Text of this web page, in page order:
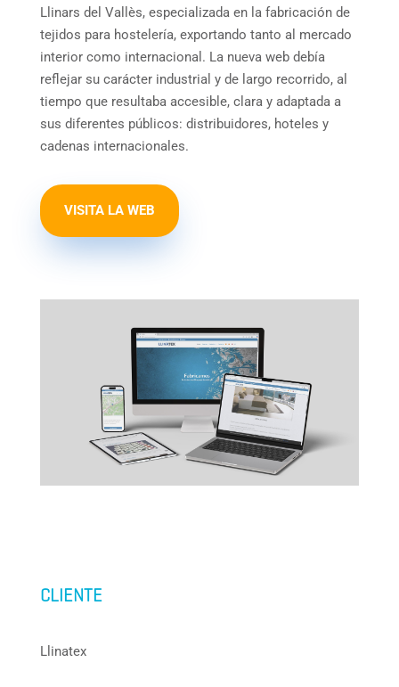
Llinars del Vallès, especializada en la fabricación de
tejidos para hostelería, exportando tanto al mercado
interior como internacional. La nueva web debía
reflejar su carácter industrial y de largo recorrido, al
tiempo que resultaba accesible, clara y adaptada a
sus diferentes públicos: distribuidores, hoteles y
cadenas internacionales.
VISITA LA WEB
CLIENTE
Llinatex